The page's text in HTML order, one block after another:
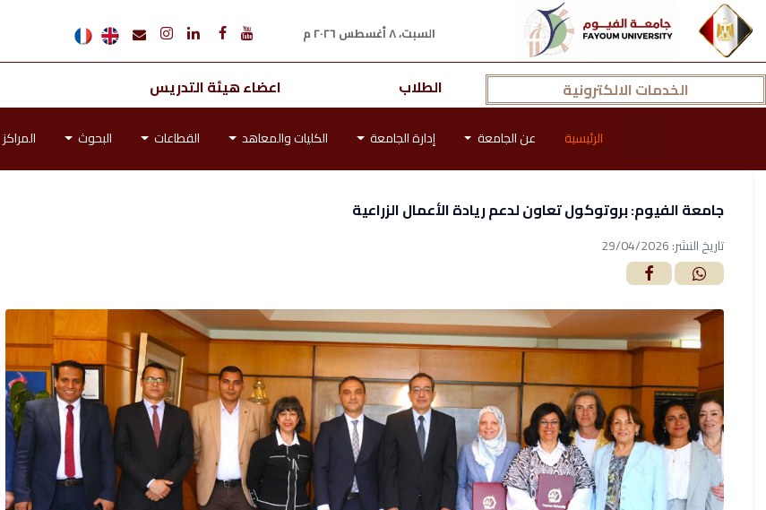
السبت، ٨ أغسطس ٢٠٢٦ م
الخدمات الالكترونية الطلاب اعضاء هيئة التدريس
الرئيسية عن الجامعة إدارة الجامعة الكليات والمعاهد القطاعات البحوث المراكز
جامعة الفيوم: بروتوكول تعاون لدعم ريادة الأعمال الزراعية
تاريخ النشر: 29/04/2026